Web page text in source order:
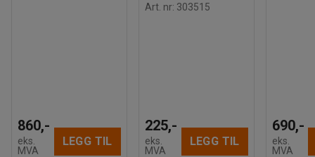
860,-
eks.
MVA
LEGG TIL
Art. nr: 303515
225,-
eks.
MVA
LEGG TIL
690,-
eks.
MVA